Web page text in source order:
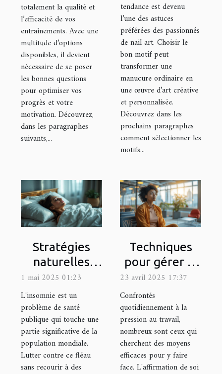
maximiser vos
entraînements
?
totalement la qualité et
l’efficacité de vos
entraînements. Avec une
multitude d’options
disponibles, il devient
nécessaire de se poser
les bonnes questions
pour optimiser vos
progrès et votre
motivation. Découvrez,
dans les paragraphes
suivants,...
sublimer vos
ongles ?
tendance est devenu
l’une des astuces
préférées des passionnés
de nail art. Choisir le
bon motif peut
transformer une
manucure ordinaire en
une œuvre d’art créative
et personnalisée.
Découvrez dans les
prochains paragraphes
comment sélectionner les
motifs...
Stratégies
naturelles
pour
combattre
l'insomnie
sans
médicaments
1 mai 2025 01:23
L'insomnie est un
problème de santé
publique qui touche une
partie significative de la
population mondiale.
Lutter contre ce fléau
sans recourir à des
Techniques
pour gérer la
pression au
travail grâce à
l'affirmation
de soi
23 avril 2025 17:37
Confrontés
quotidiennement à la
pression au travail,
nombreux sont ceux qui
cherchent des moyens
efficaces pour y faire
face. L'affirmation de soi